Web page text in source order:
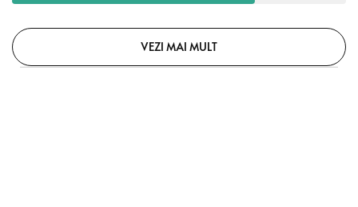
VEZI MAI MULT